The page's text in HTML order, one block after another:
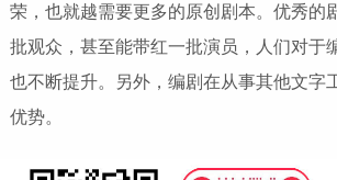
荣，也就越需要更多的原创剧本。优秀的
批观众，甚至能带红一批演员，人们对于
也不断提升。另外，编剧在从事其他文字
优势。